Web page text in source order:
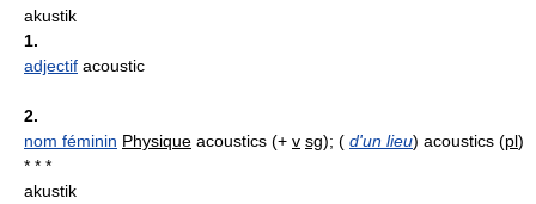
akustik
1.
adjectif acoustic
2.
nom féminin Physique acoustics (+ v sg); ( d'un lieu) acoustics (pl)
* * *
akustik